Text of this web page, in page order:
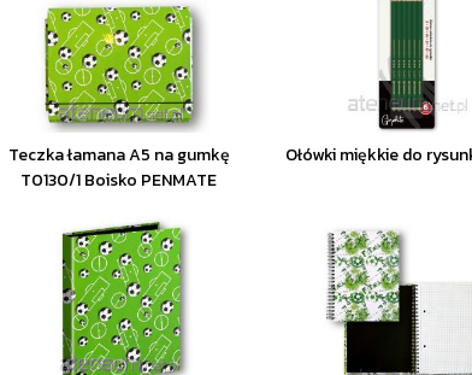
Teczka łamana A5 na gumkę
T0130/1 Boisko PENMATE
Ołówki miękkie do